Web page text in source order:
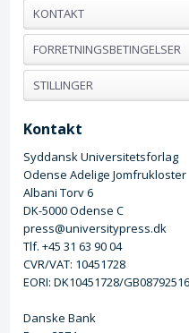
KONTAKT
FORRETNINGSBETINGELSER
STILLINGER
Kontakt
Syddansk Universitetsforlag
Odense Adelige Jomfrukloster
Albani Torv 6
DK-5000 Odense C
press@universitypress.dk
Tlf. +45 31 63 90 04
CVR/VAT: 10451728
EORI: DK10451728/
Danske Bank